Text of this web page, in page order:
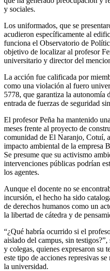
y sociales.
Los uniformados, que se
acudieron específicamente al
funciona el Observatorio de
objetivo de localizar al profesor
universitario y director del
La acción fue calificada por
como una violación al fuero
5778, que garantiza la autonomía
entrada de fuerzas de seguridad
El profesor Peña ha mantenido
meses frente al proyecto de
comunidad de El Naranjo, Cotuí,
impacto ambiental de la empresa
Se presume que su activismo
intervenciones públicas podrían
los agentes.
Aunque el docente no se
incursión, el hecho ha sido
de derechos humanos como un
la libertad de cátedra y de
“¿Qué habría ocurrido si el
aislado del campus, sin
y colegas, quienes expresaron su
este tipo de acciones represivas
la universidad.